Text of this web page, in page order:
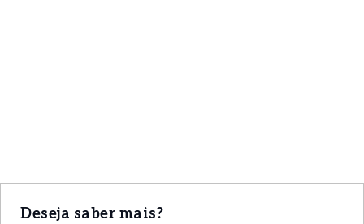
Deseja saber mais?